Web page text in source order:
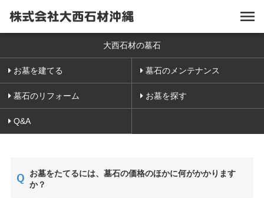
大西石材の墓石
お墓を建てる 墓石のメンテナンス
墓石のリフォーム お墓を探す
Q&A
お墓をたてるには、墓石の価格のほかに何がかかります
か？